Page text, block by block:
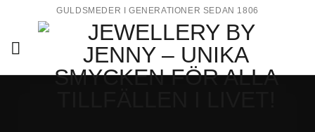
content
GULDSMEDER I GENERATIONER SEDAN 1806